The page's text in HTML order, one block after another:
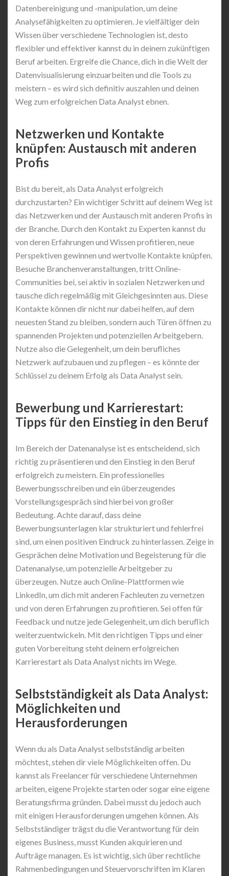
Datenbereinigung und -manipulation, um deine
Analysefähigkeiten zu optimieren. Je vielfältiger dein
Wissen über verschiedene Technologien ist, desto
flexibler und effektiver kannst du in deinem zukünftigen
Beruf arbeiten. Ergreife die Chance, dich in die Welt der
Datenvisualisierung einzuarbeiten und die Tools zu
meistern – es wird sich definitiv auszahlen und deinen
Weg zum erfolgreichen Data Analyst ebnen.
Netzwerken und Kontakte
knüpfen: Austausch mit anderen
Profis
Bist du bereit, als Data Analyst erfolgreich
durchzustarten? Ein wichtiger Schritt auf deinem Weg ist
das Netzwerken und der Austausch mit anderen Profis in
der Branche. Durch den Kontakt zu Experten kannst du
von deren Erfahrungen und Wissen profitieren, neue
Perspektiven gewinnen und wertvolle Kontakte knüpfen.
Besuche Branchenveranstaltungen, tritt Online-
Communities bei, sei aktiv in sozialen Netzwerken und
tausche dich regelmäßig mit Gleichgesinnten aus. Diese
Kontakte können dir nicht nur dabei helfen, auf dem
neuesten Stand zu bleiben, sondern auch Türen öffnen zu
spannenden Projekten und potenziellen Arbeitgebern.
Nutze also die Gelegenheit, um dein berufliches
Netzwerk aufzubauen und zu pflegen – es könnte der
Schlüssel zu deinem Erfolg als Data Analyst sein.
Bewerbung und Karrierestart:
Tipps für den Einstieg in den Beruf
Im Bereich der Datenanalyse ist es entscheidend, sich
richtig zu präsentieren und den Einstieg in den Beruf
erfolgreich zu meistern. Ein professionelles
Bewerbungsschreiben und ein überzeugendes
Vorstellungsgespräch sind hierbei von großer
Bedeutung. Achte darauf, dass deine
Bewerbungsunterlagen klar strukturiert und fehlerfrei
sind, um einen positiven Eindruck zu hinterlassen. Zeige in
Gesprächen deine Motivation und Begeisterung für die
Datenanalyse, um potenzielle Arbeitgeber zu
überzeugen. Nutze auch Online-Plattformen wie
LinkedIn, um dich mit anderen Fachleuten zu vernetzen
und von deren Erfahrungen zu profitieren. Sei offen für
Feedback und nutze jede Gelegenheit, um dich beruflich
weiterzuentwickeln. Mit den richtigen Tipps und einer
guten Vorbereitung steht deinem erfolgreichen
Karrierestart als Data Analyst nichts im Wege.
Selbstständigkeit als Data Analyst:
Möglichkeiten und
Herausforderungen
Wenn du als Data Analyst selbstständig arbeiten
möchtest, stehen dir viele Möglichkeiten offen. Du
kannst als Freelancer für verschiedene Unternehmen
arbeiten, eigene Projekte starten oder sogar eine eigene
Beratungsfirma gründen. Dabei musst du jedoch auch
mit einigen Herausforderungen umgehen können. Als
Selbstständiger trägst du die Verantwortung für dein
eigenes Business, musst Kunden akquirieren und
Aufträge managen. Es ist wichtig, sich über rechtliche
Rahmenbedingungen und Steuervorschriften im Klaren